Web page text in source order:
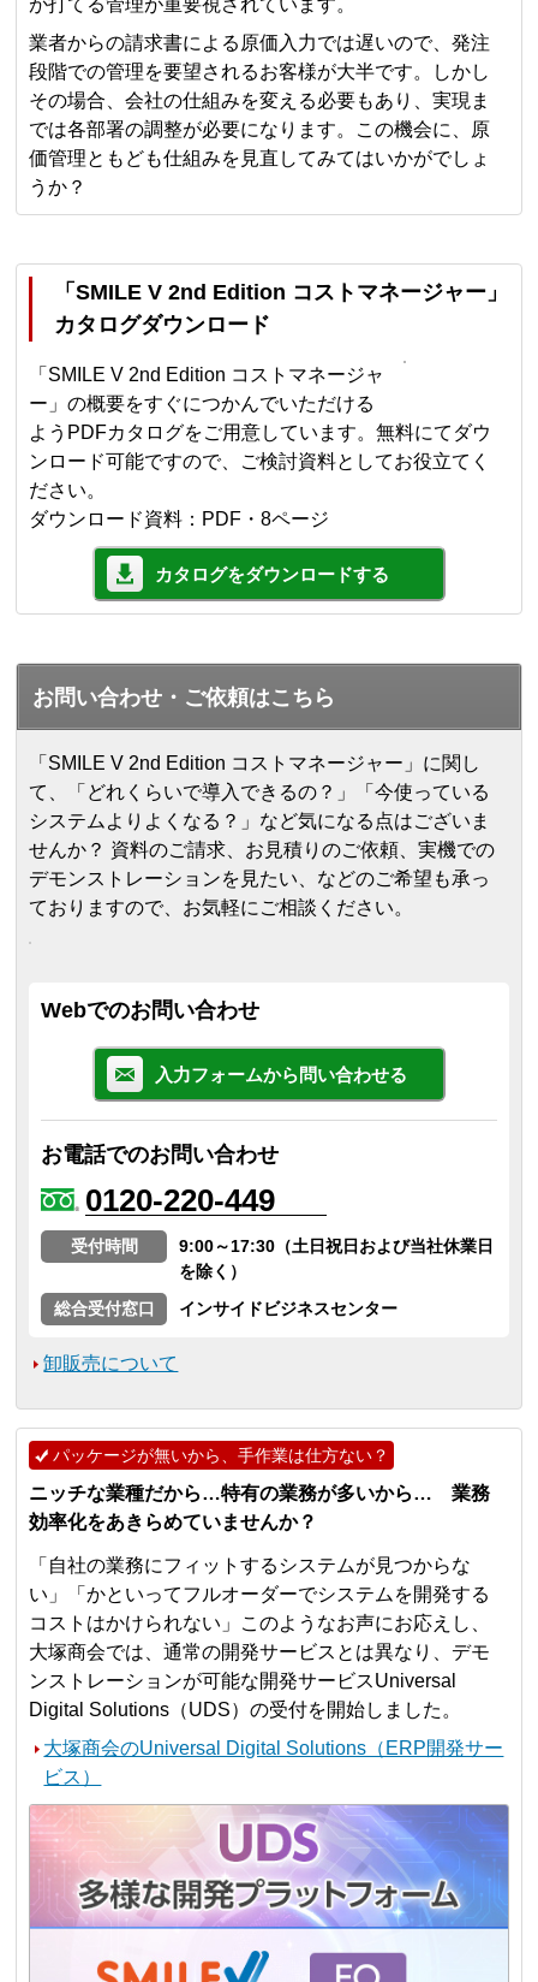
が打てる管理が重要視されています。
業者からの請求書による原価入力では遅いので、発注
段階での管理を要望されるお客様が大半です。しかし
その場合、会社の仕組みを変える必要もあり、実現ま
では各部署の調整が必要になります。この機会に、原
価管理ともども仕組みを見直してみてはいかがでしょ
うか？
「SMILE V 2nd Edition コストマネージャー」
カタログダウンロード
「SMILE V 2nd Edition コストマネージャ
ー」の概要をすぐにつかんでいただける
ようPDFカタログをご用意しています。無料にてダウ
ンロード可能ですので、ご検討資料としてお役立てく
ださい。
ダウンロード資料：PDF・8ページ
カタログをダウンロードする
お問い合わせ・ご依頼はこちら
「SMILE V 2nd Edition コストマネージャー」に関し
て、「どれくらいで導入できるの？」「今使っている
システムよりよくなる？」など気になる点はございま
せんか？ 資料のご請求、お見積りのご依頼、実機での
デモンストレーションを見たい、などのご希望も承っ
ておりますので、お気軽にご相談ください。
Webでのお問い合わせ
入力フォームから問い合わせる
お電話でのお問い合わせ
0120-220-449
受付時間
9:00～17:30（土日祝日および当社休業日
を除く）
総合受付窓口
インサイドビジネスセンター
卸販売について
パッケージが無いから、手作業は仕方ない？
ニッチな業種だから…特有の業務が多いから… 業務
効率化をあきらめていませんか？
「自社の業務にフィットするシステムが見つからな
い」「かといってフルオーダーでシステムを開発する
コストはかけられない」このようなお声にお応えし、
大塚商会では、通常の開発サービスとは異なり、デモ
ンストレーションが可能な開発サービスUniversal
Digital Solutions（UDS）の受付を開始しました。
大塚商会のUniversal Digital Solutions（ERP開発サー
ビス）